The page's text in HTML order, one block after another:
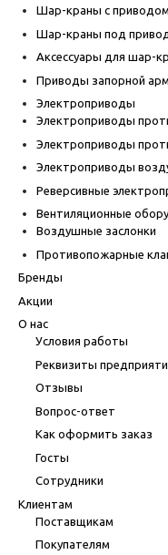
Шар-краны с приводом
Шар-краны под привод
Аксессуары для шар-
Приводы запорной
Электроприводы
Электроприводы
Электроприводы
Электроприводы
Реверсивные
Вентиляционные
Воздушные заслонки
Противопожарные
Бренды
Акции
О нас
Условия работы
Реквизиты
Отзывы
Вопрос-ответ
Как оформить заказ
Госты
Сотрудники
Клиентам
Поставщикам
Покупателям